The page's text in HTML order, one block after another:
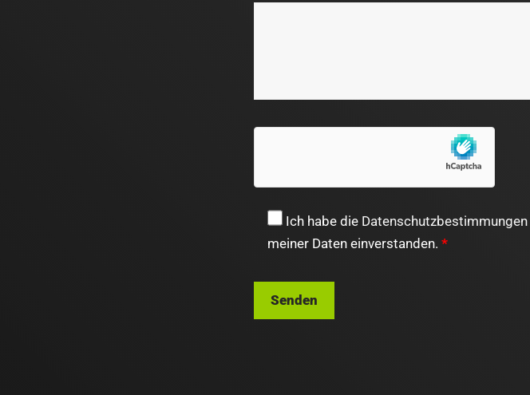
Ich habe die Datenschutzbestimmungen
meiner Daten einverstanden. *